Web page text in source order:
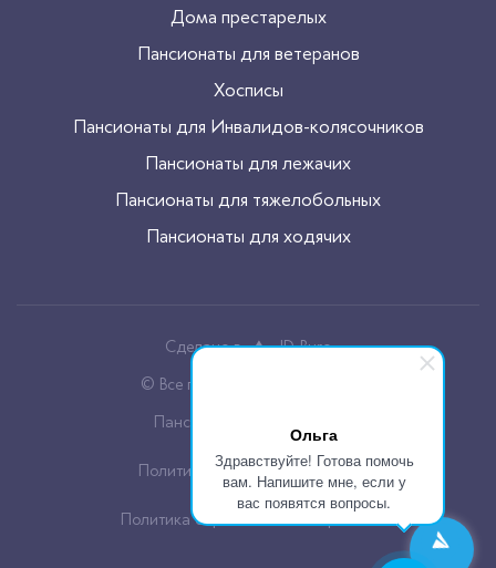
Ольга
Здравствуйте! Готова помочь
вам. Напишите мне, если у
вас появятся вопросы.
Дома престарелых
Пансионаты для ветеранов
Хосписы
Пансионаты для Инвалидов-колясочников
Пансионаты для лежачих
Пансионаты для тяжелобольных
Пансионаты для ходячих
Сделано в
JD-Buro
© Все права защищены, 2026
Пансионаты для пожилых
Политика конфиденцальности
Политика обработки cookie файлов